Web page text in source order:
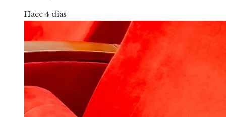
Hace 4 días